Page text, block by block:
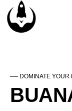
---- DOMINATE YOUR